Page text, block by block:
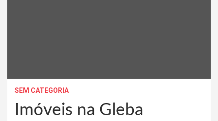
SEM CATEGORIA
Imóveis na Gleba